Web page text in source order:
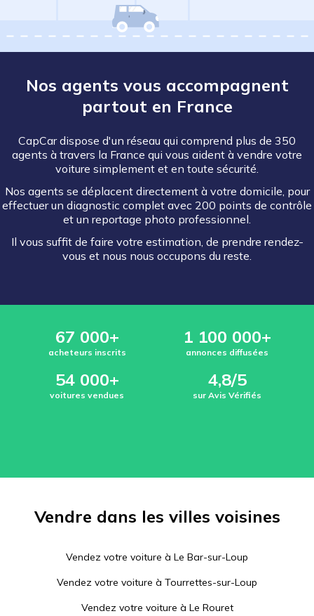
Nos agents vous accompagnent
partout en France
CapCar dispose d'un réseau qui comprend plus de 350
agents à travers la France qui vous aident à vendre votre
voiture simplement et en toute sécurité.
Nos agents se déplacent directement à votre domicile, pour
effectuer un diagnostic complet avec 200 points de contrôle
et un reportage photo professionnel.
Il vous suffit de faire votre estimation, de prendre rendez-
vous et nous nous occupons du reste.
67 000+
acheteurs inscrits
1 100 000+
annonces diffusées
54 000+
voitures vendues
4,8/5
sur Avis Vérifiés
Vendre dans les villes voisines
Vendez votre voiture à Le Bar-sur-Loup
Vendez votre voiture à Tourrettes-sur-Loup
Vendez votre voiture à Le Rouret